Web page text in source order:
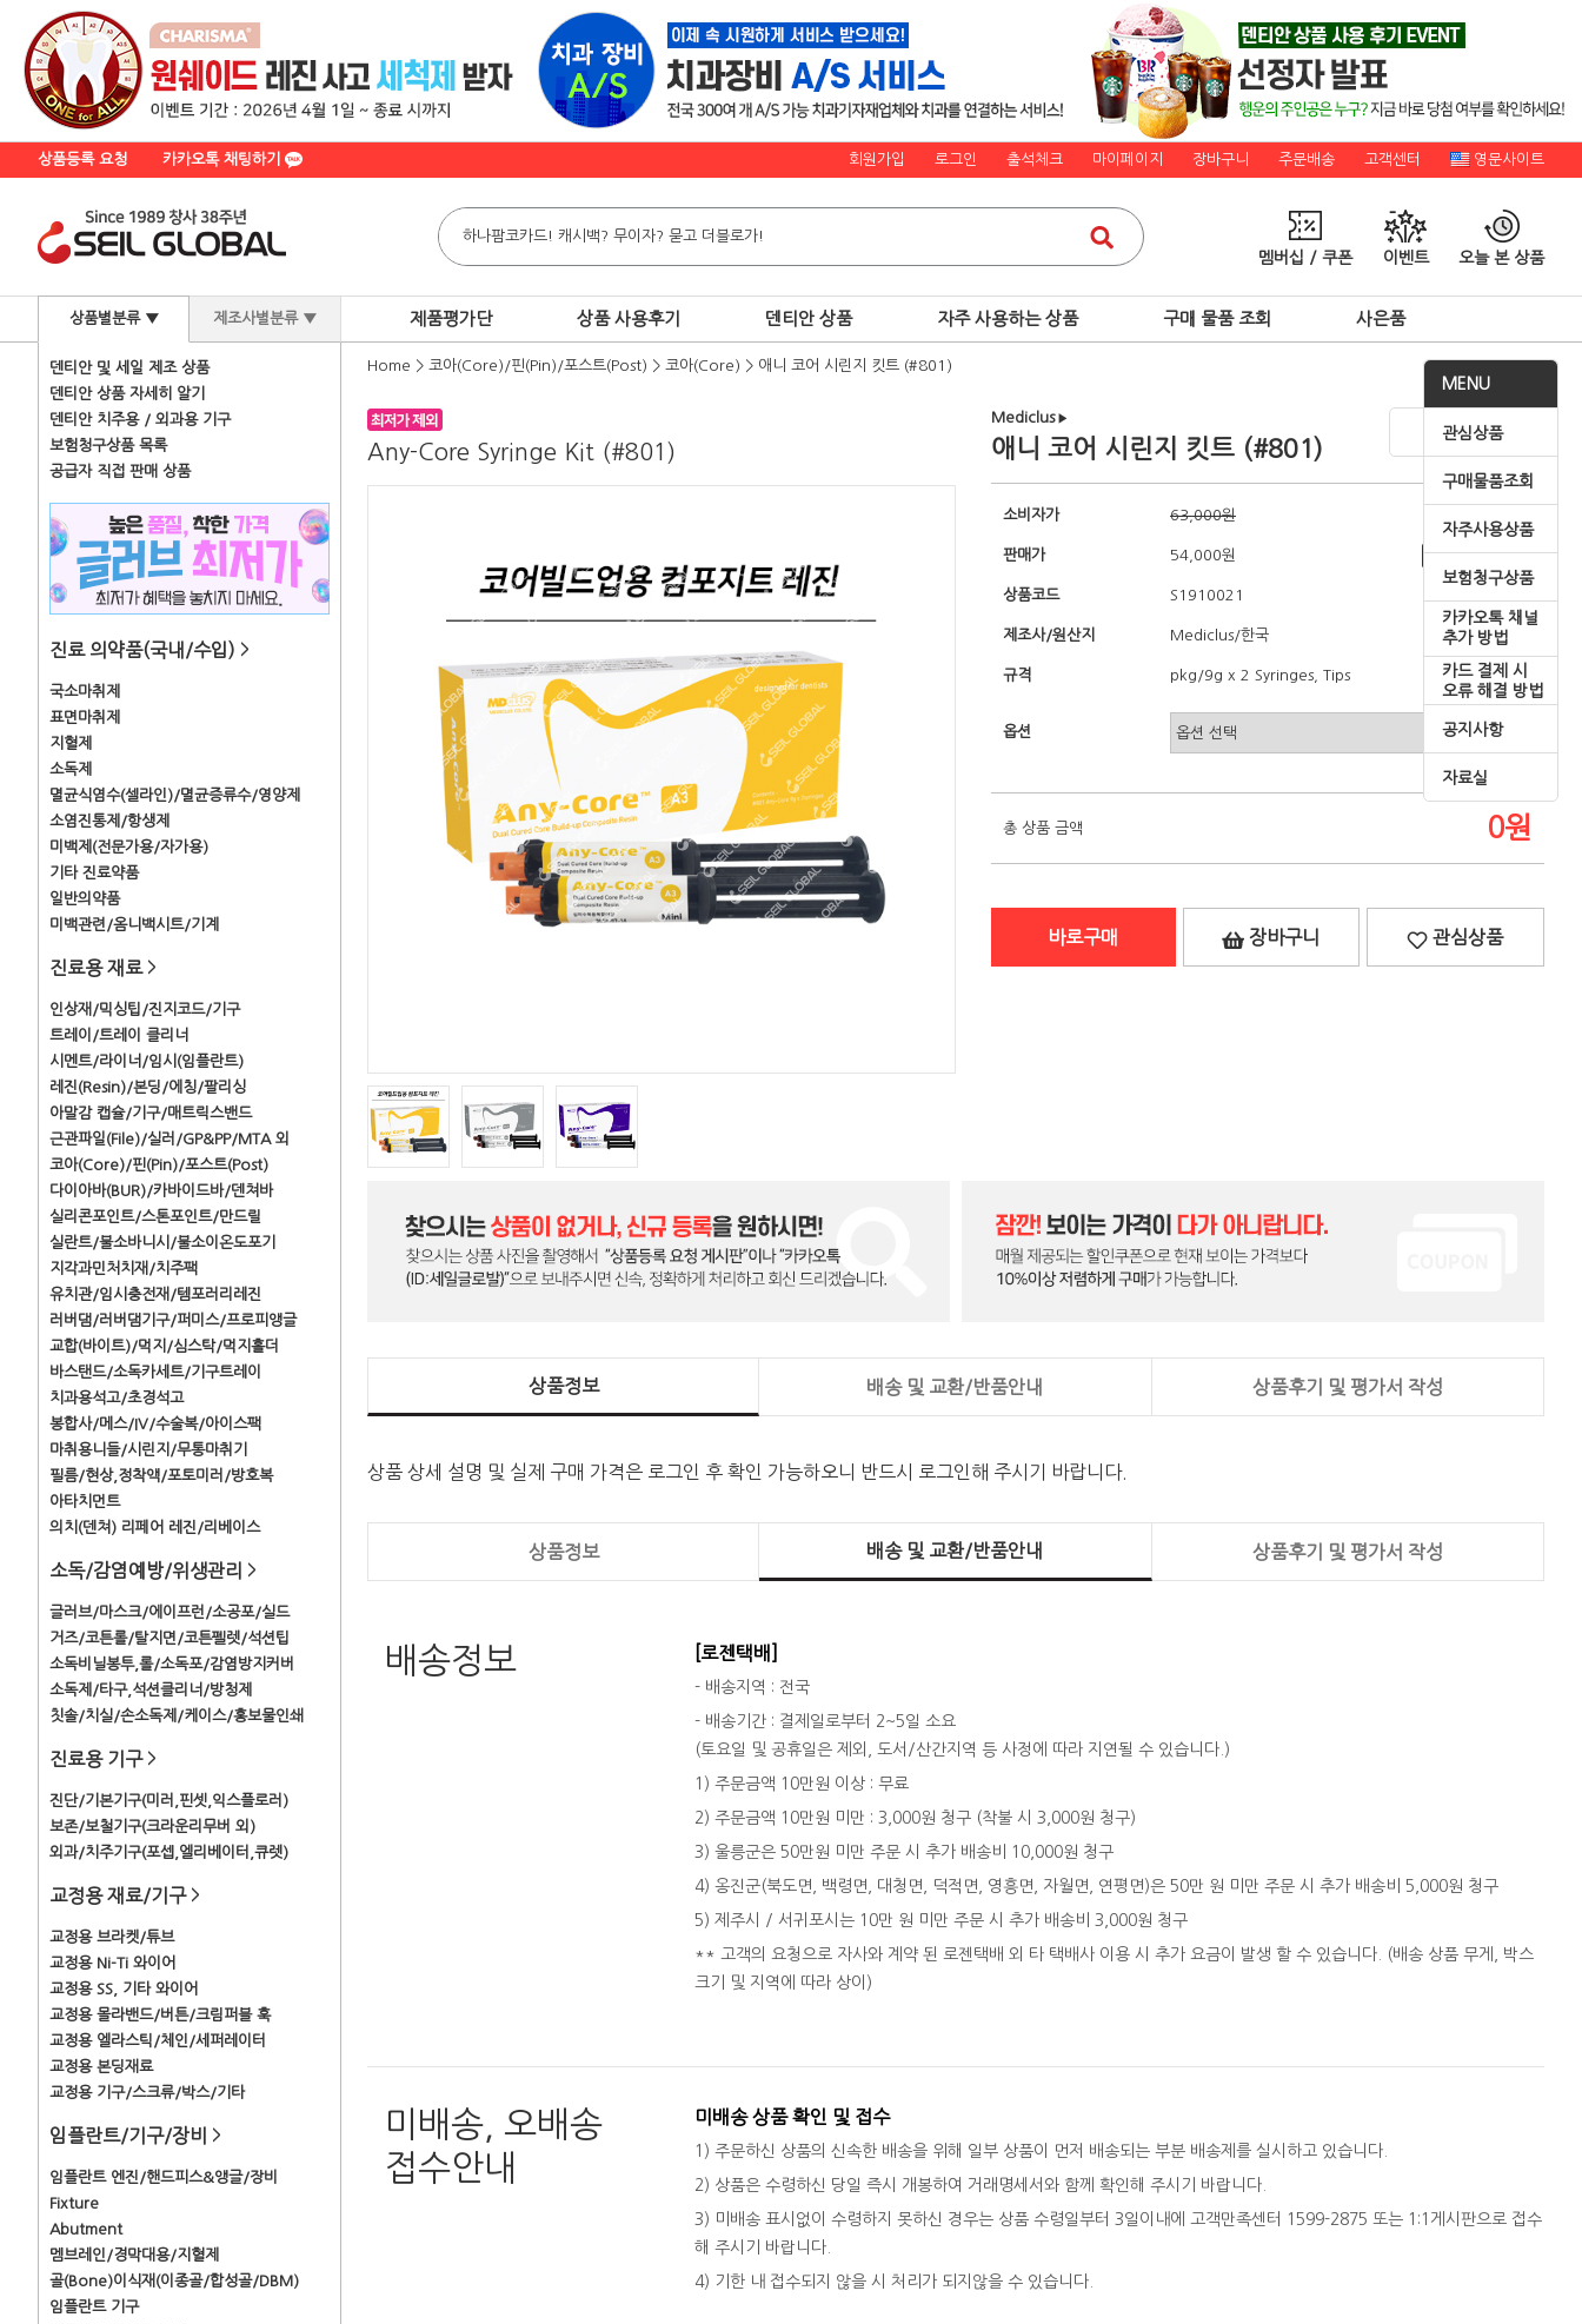
상품등록 요청 카카오톡 채팅하기 회원가입 로그인 출석체크 마이페이지 장바구니 주문배송 고객센터 영문사이트
멤버십 / 쿠폰 이벤트 오늘 본 상품
상품별분류 ▼ 제조사별분류 ▼
덴티안 및 세일 제조 상품
덴티안 상품 자세히 알기
덴티안 치주용 / 외과용 기구
보험청구상품 목록
공급자 직접 판매 상품
진료 의약품(국내/수입) >
국소마취제
표면마취제
지혈제
소독제
멸균식염수(셀라인)/멸균증류수/영양제
소염진통제/항생제
미백제(전문가용/자가용)
기타 진료약품
일반의약품
미백관련/옴니백시트/기계
진료용 재료 >
인상재/믹싱팁/진지코드/기구
트레이/트레이 클리너
시멘트/라이너/임시(임플란트)
레진(Resin)/본딩/에칭/팔리싱
아말감 캡슐/기구/매트릭스밴드
근관파일(File)/실러/GP&PP/MTA 외
코아(Core)/핀(Pin)/포스트(Post)
다이아바(BUR)/카바이드바/덴쳐바
실리콘포인트/스톤포인트/만드릴
실란트/불소바니시/불소이온도포기
지각과민처치재/치주팩
유치관/임시충전재/템포러리레진
러버댐/러버댐기구/퍼미스/프로피앵글
교합(바이트)/먹지/심스탁/먹지홀더
바스탠드/소독카세트/기구트레이
치과용석고/초경석고
봉합사/메스/IV/수술복/아이스팩
마취용니들/시린지/무통마취기
필름/현상,정착액/포토미러/방호복
아타치먼트
의치(덴쳐) 리페어 레진/리베이스
소독/감염예방/위생관리 >
글러브/마스크/에이프런/소공포/실드
거즈/코튼롤/탈지면/코튼펠렛/석션팁
소독비닐봉투,롤/소독포/감염방지커버
소독제/타구,석션클리너/방청제
칫솔/치실/손소독제/케이스/홍보물인쇄
진료용 기구 >
진단/기본기구(미러,핀셋,익스플로러)
보존/보철기구(크라운리무버 외)
외과/치주기구(포셉,엘리베이터,큐렛)
교정용 재료/기구 >
교정용 브라켓/튜브
교정용 Ni-Ti 와이어
교정용 SS, 기타 와이어
교정용 몰라밴드/버튼/크림퍼블 훅
교정용 엘라스틱/체인/세퍼레이터
교정용 본딩재료
교정용 기구/스크류/박스/기타
임플란트/기구/장비 >
임플란트 엔진/핸드피스&앵글/장비
Fixture
Abutment
멤브레인/경막대용/지혈제
골(Bone)이식재(이종골/합성골/DBM)
임플란트 기구
제품평가단 상품 사용후기 덴티안 상품 자주 사용하는 상품 구매 물품 조회 사은품
MENU
관심상품
구매물품조회
자주사용상품
보험청구상품
카카오톡 채널
추가 방법
카드 결제 시
오류 해결 방법
공지사항
자료실
Home > 코아(Core)/핀(Pin)/포스트(Post) > 코아(Core) > 애니 코어 시린지 킷트 (#801)
Any-Core Syringe Kit (#801)
Mediclus ▶
애니 코어 시린지 킷트 (#801)
소비자가 63,000원
판매가 54,000원 쇼핑혜택
상품코드 S1910021
제조사/원산지 Mediclus/한국
규격 pkg/9g x 2 Syringes, Tips
옵션
총 상품 금액 0원
바로구매 장바구니 관심상품
상품정보 배송 및 교환/반품안내 상품후기 및 평가서 작성
상품 상세 설명 및 실제 구매 가격은 로그인 후 확인 가능하오니 반드시 로그인해 주시기 바랍니다.
상품정보 배송 및 교환/반품안내 상품후기 및 평가서 작성
배송정보 [로젠택배]
- 배송지역 : 전국
- 배송기간 : 결제일로부터 2~5일 소요
(토요일 및 공휴일은 제외, 도서/산간지역 등 사정에 따라 지연될 수 있습니다.)
1) 주문금액 10만원 이상 : 무료
2) 주문금액 10만원 미만 : 3,000원 청구 (착불 시 3,000원 청구)
3) 울릉군은 50만원 미만 주문 시 추가 배송비 10,000원 청구
4) 옹진군(북도면, 백령면, 대청면, 덕적면, 영흥면, 자월면, 연평면)은 50만 원 미만 주문 시 추가 배송비 5,000원 청구
5) 제주시 / 서귀포시는 10만 원 미만 주문 시 추가 배송비 3,000원 청구
** 고객의 요청으로 자사와 계약 된 로젠택배 외 타 택배사 이용 시 추가 요금이 발생 할 수 있습니다. (배송 상품 무게, 박스
크기 및 지역에 따라 상이)
미배송, 오배송
접수안내
미배송 상품 확인 및 접수
1) 주문하신 상품의 신속한 배송을 위해 일부 상품이 먼저 배송되는 부분 배송제를 실시하고 있습니다.
2) 상품은 수령하신 당일 즉시 개봉하여 거래명세서와 함께 확인해 주시기 바랍니다.
3) 미배송 표시없이 수령하지 못하신 경우는 상품 수령일부터 3일이내에 고객만족센터 1599-2875 또는 1:1게시판으로 접수
해 주시기 바랍니다.
4) 기한 내 접수되지 않을 시 처리가 되지않을 수 있습니다.